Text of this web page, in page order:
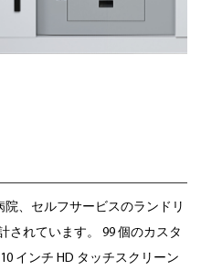
、セルフサービスのランドリ
されています。 99 個のカスタ
インチ HD タッチスクリーン